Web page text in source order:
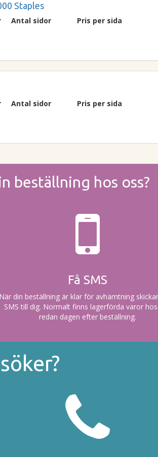
Staples
Antal sidor Pris per sida
Antal sidor Pris per sida
beställning hos oss?
Få SMS
När din beställning är klar för avhämtning
SMS till dig. Normalt finns lagerförda varor
redan dagen efter beställning.